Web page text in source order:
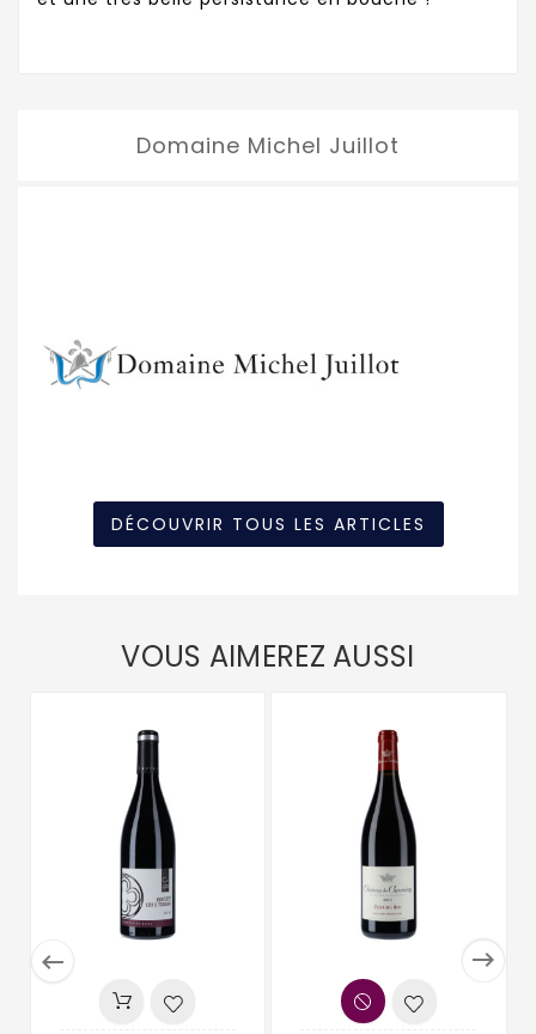
Domaine Michel Juillot
DÉCOUVRIR TOUS LES ARTICLES
VOUS AIMEREZ AUSSI
 